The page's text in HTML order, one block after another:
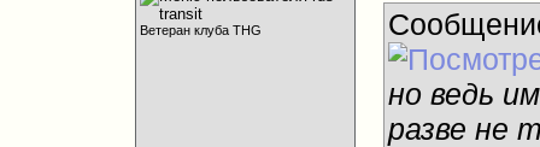
Ветеран клуба THG
но ведь
разве не